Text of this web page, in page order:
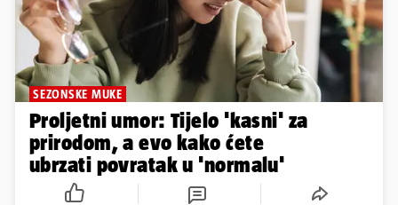
SEZONSKE MUKE
Proljetni umor: Tijelo 'kasni' za
prirodom, a evo kako ćete
ubrzati povratak u 'normalu'